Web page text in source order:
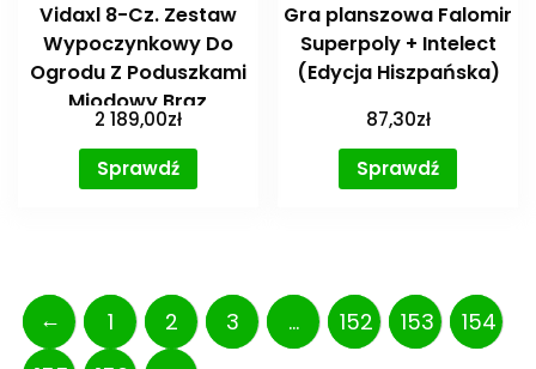
Vidaxl 8-Cz. Zestaw
Wypoczynkowy Do
Ogrodu Z Poduszkami
Miodowy Brąz
2 189,00zł
Sprawdź
Gra planszowa Falomir
Superpoly + Intelect
(Edycja Hiszpańska)
87,30zł
Sprawdź
← 1 2 3 … 152 153
154